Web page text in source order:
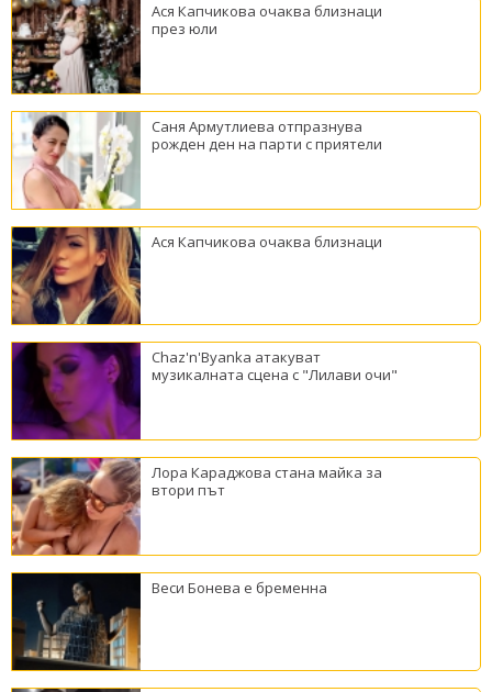
Ася Капчикова очаква близнаци
през юли
Саня Армутлиева отпразнува
рожден ден на парти с приятели
Ася Капчикова очаква близнаци
Chaz'n'Byanka атакуват
музикалната сцена с "Лилави очи"
Лора Караджова стана майка за
втори път
Веси Бонева е бременна